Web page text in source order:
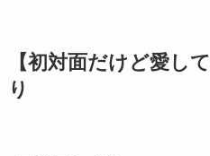
【初対面だけど愛し
り